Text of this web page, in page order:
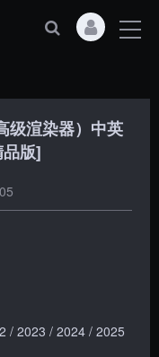
级渲染器）中英
版]
/ 2023 / 2024 / 2025